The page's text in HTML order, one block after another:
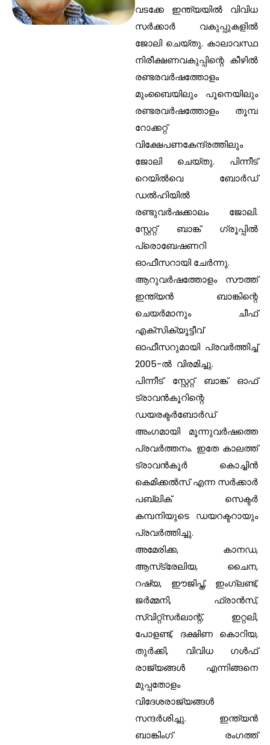
വടക്കേ ഇന്ത്യയില്‍ വിവിധ
സര്‍ക്കാര്‍ വകുപ്പുകളില്‍
ജോലി ചെയ്തു. കാലാവസ്ഥ
നിരീക്ഷണവകുപ്പിന്റെ കീഴില്‍
രണ്ടരവര്‍ഷത്തോളം
മുംബൈയിലും പൂനെയിലും
രണ്ടരവര്‍ഷത്തോളം തൂമ്പ
റോക്കറ്റ്
വിക്ഷേപണകേന്ദ്രത്തിലും
ജോലി ചെയ്തു. പിന്നീട്
റെയില്‍വെ ബോര്‍ഡ്
ഡല്‍ഹിയില്‍
രണ്ടുവര്‍ഷക്കാലം ജോലി.
സ്റ്റേറ്റ് ബാങ്ക് ഗ്രൂപ്പില്‍
പ്രൊബേഷണറി
ഓഫീസറായി ചേര്‍ന്നു.
ആറുവര്‍ഷത്തോളം സൗത്ത്
ഇന്ത്യന്‍ ബാങ്കിന്റെ
ചെയര്‍മാനും ചീഫ്
എക്‌സിക്യൂട്ടീവ്
ഓഫീസറുമായി പ്രവര്‍ത്തിച്ച്
2005-ല്‍ വിരമിച്ചു.
പിന്നീട് സ്റ്റേറ്റ് ബാങ്ക് ഓഫ്
ട്രാവന്‍കൂറിന്റെ
ഡയരക്ടര്‍ബോര്‍ഡ്
അംഗമായി മൂന്നുവര്‍ഷത്തെ
പ്രവര്‍ത്തനം. ഇതേ കാലത്ത്
ട്രാവന്‍കൂര്‍ കൊച്ചിന്‍
കെമിക്കല്‍സ് എന്ന സര്‍ക്കാര്‍
പബ്ലിക് സെക്ടര്‍
കമ്പനിയുടെ ഡയറക്ടറായും
പ്രവര്‍ത്തിച്ചു.
അമേരിക്ക, കാനഡ,
ആസ്‌ട്രേലിയ, ചൈന,
റഷ്യ, ഈജിപ്ത്, ഇംഗ്ലണ്ട്,
ജര്‍മ്മനി, ഫ്രാന്‍സ്,
സ്വിറ്റ്‌സര്‍ലാന്റ്, ഇറ്റലി,
പോളണ്ട്, ദക്ഷിണ കൊറിയ,
തുര്‍ക്കി, വിവിധ ഗള്‍ഫ്
രാജ്യങ്ങള്‍ എന്നിങ്ങനെ
മുപ്പതോളം
വിദേശരാജ്യങ്ങള്‍
സന്ദര്‍ശിച്ചു. ഇന്ത്യന്‍
ബാങ്കിംഗ് രംഗത്ത്